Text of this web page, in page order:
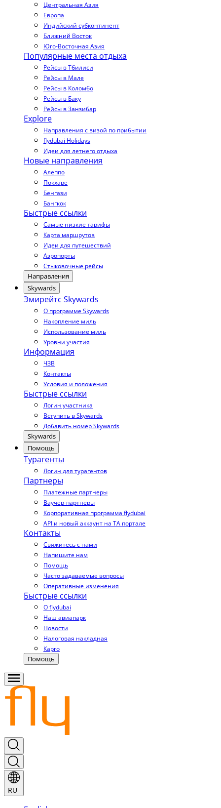
Центральная Азия
Европа
Индийский субконтинент
Ближний Восток
Юго-Восточная Азия
Популярные места отдыха
Рейсы в Тбилиси
Рейсы в Мале
Рейсы в Коломбо
Рейсы в Баку
Рейсы в Занзибар
Explore
Направления с визой по прибытии
flydubai Holidays
Идеи для летнего отдыха
Новые направления
Алеппо
Покхаре
Бенгази
Бангкок
Быстрые ссылки
Самые низкие тарифы
Карта маршрутов
Идеи для путешествий
Аэропорты
Стыковочные рейсы
Направления
Skywards
Эмирейтс Skywards
О программе Skywards
Накопление миль
Использование миль
Уровни участия
Информация
ЧЗВ
Контакты
Условия и положения
Быстрые ссылки
Логин участника
Вступить в Skywards
Добавить номер Skywards
Skywards
Помощь
Турагенты
Логин для турагентов
Партнеры
Платежные партнеры
Ваучер-партнеры
Корпоративная программа flydubai
API и новый аккаунт на TA портале
Контакты
Свяжитесь с нами
Напишите нам
Помощь
Часто задаваемые вопросы
Оперативные изменения
Быстрые ссылки
О flydubai
Наш авиапарк
Новости
Налоговая накладная
Карго
Помощь
RU